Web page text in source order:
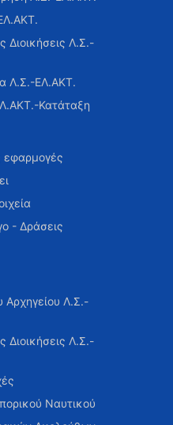
Διοικήσεις Λ.Σ.-
Λ.Σ.-ΕΛ.ΑΚΤ.
Κατάταξη
εφαρμογές
- Δράσεις
Αρχηγείου Λ.Σ.-
Διοικήσεις Λ.Σ.-
Ναυτικού